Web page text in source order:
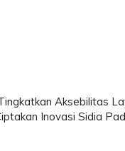
Aksebilitas
Inovasi Sidia